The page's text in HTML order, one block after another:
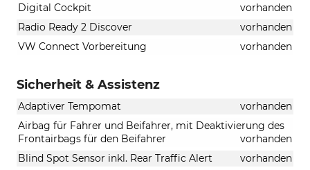
Digital Cockpit
vorhanden
Radio Ready 2 Discover
vorhanden
VW Connect Vorbereitung
vorhanden
Sicherheit & Assistenz
Adaptiver Tempomat
vorhanden
Airbag für Fahrer und Beifahrer, mit Deaktivierung des
Frontairbags für den Beifahrer
vorhanden
Blind Spot Sensor inkl. Rear Traffic Alert
vorhanden